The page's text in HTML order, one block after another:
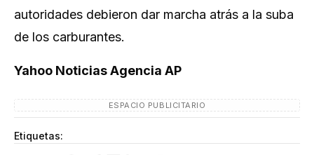
autoridades debieron dar marcha atrás a la suba
de los carburantes.
Yahoo Noticias Agencia AP
ESPACIO PUBLICITARIO
Etiquetas: